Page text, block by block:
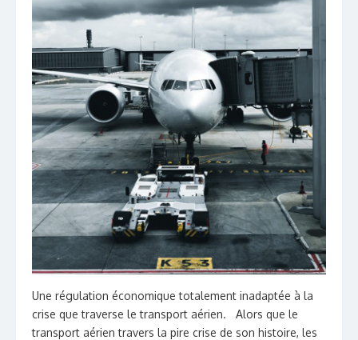
Une régulation économique totalement inadaptée à la
crise que traverse le transport aérien. Alors que le
transport aérien travers la pire crise de son histoire, les